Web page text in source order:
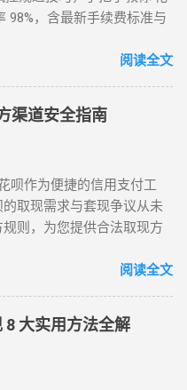
98%，含最新手续费标准与
安全套花呗 在移动支付普
同风控等级的花呗账户，
户在合规前提下实现额度
” 或 “花呗套现教程”，本
操作 对于未触发风控的花
体门店完成。 操作步骤如
便利店、餐饮店等，确认其
时结算 ：商家收到款项后，
方法无需复杂流程，资金
现需求，是 “花呗怎么套
户：线上商城虚拟交易，
触发普通风控（单笔限额
拟交易模式实现套现。 具
阅读全文
渠道安全指南
呗作为便捷的信用支付工
取现需求与套现争议从未
则，为您提供合法取现方
原因 花呗自 2015 年上线
心原因： 法律风险 ：套现
易、虚假退款等操作，可
。 账户安全 ：第三方套现
致用户资金损失或账户被
阅读全文
8 大实用方法全解